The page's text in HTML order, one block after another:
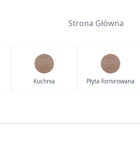
Strona Główna
Kuchnia Płyta fornirowana